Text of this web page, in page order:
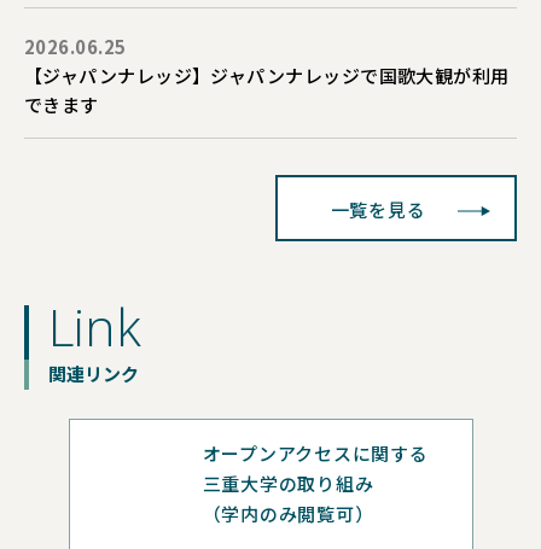
2026.06.25
【ジャパンナレッジ】ジャパンナレッジで国歌大観が利用
できます
一覧を見る
Link
関連リンク
オープンアクセスに関する
三重大学の取り組み
（学内のみ閲覧可）